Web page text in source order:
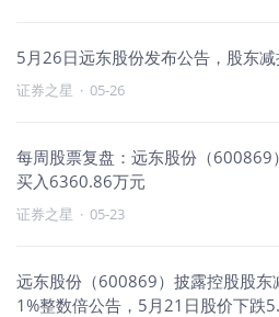
5月26日远东股份发布公告，股东
证券之星 · 05-26
每周股票复盘：远东股份（
买入6360.86万元
证券之星 · 05-23
远东股份（600869）披露控股股东
1%整数倍公告，5月21日股价下跌